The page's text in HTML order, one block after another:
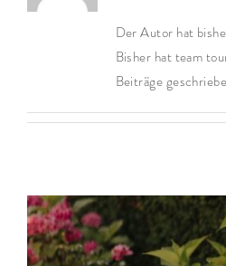
Der Autor hat
Bisher hat team
Beiträge